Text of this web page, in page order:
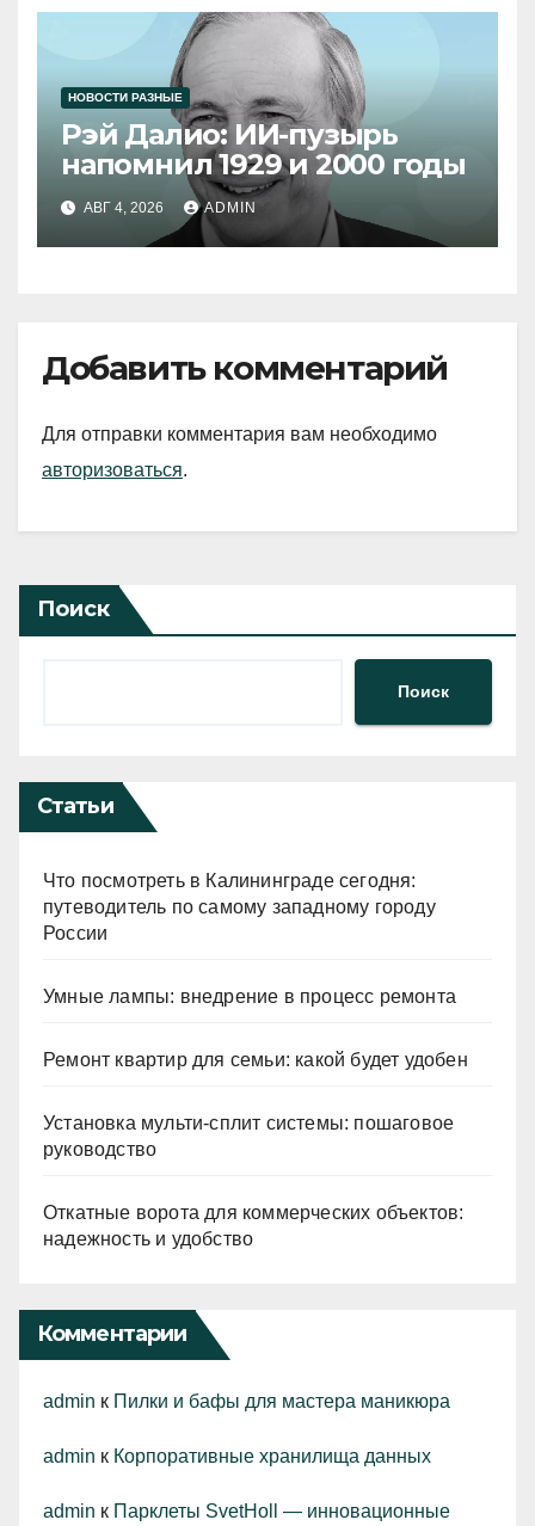
НОВОСТИ РАЗНЫЕ
Рэй Далио: ИИ-пузырь
напомнил 1929 и 2000 годы
АВГ 4, 2026 ADMIN
Добавить комментарий
Для отправки комментария вам необходимо
авторизоваться.
Поиск
Поиск
Статьи
Что посмотреть в Калининграде сегодня:
путеводитель по самому западному городу
России
Умные лампы: внедрение в процесс ремонта
Ремонт квартир для семьи: какой будет удобен
Установка мульти-сплит системы: пошаговое
руководство
Откатные ворота для коммерческих объектов:
надежность и удобство
Комментарии
admin к Пилки и бафы для мастера маникюра
admin к Корпоративные хранилища данных
admin к Парклеты SvetHoll — инновационные